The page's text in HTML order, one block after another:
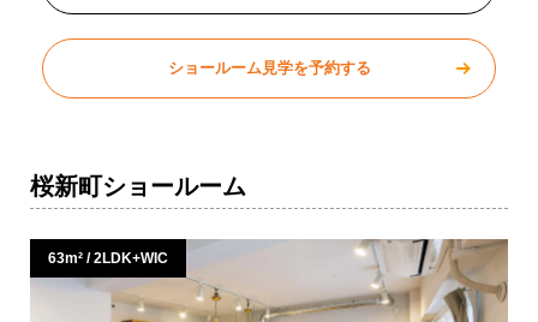
ショールーム見学を予約する
桜新町ショールーム
63m² / 2LDK+WIC